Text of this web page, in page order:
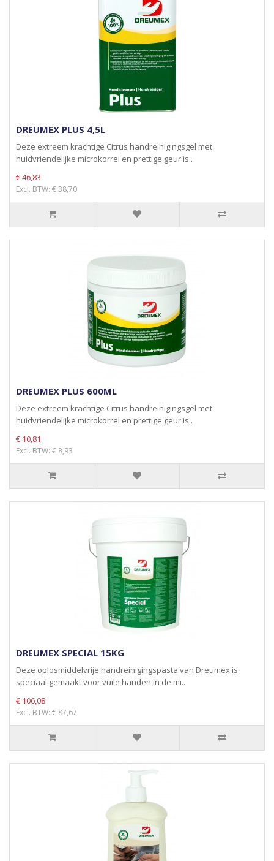
DREUMEX PLUS 4,5L
Deze extreem krachtige Citrus handreinigingsgel met
huidvriendelijke microkorrel en prettige geur is..
€ 46,83
Excl. BTW: € 38,70
DREUMEX PLUS 600ML
Deze extreem krachtige Citrus handreinigingsgel met
huidvriendelijke microkorrel en prettige geur is..
€ 10,81
Excl. BTW: € 8,93
DREUMEX SPECIAL 15KG
Deze oplosmiddelvrije handreinigingspasta van Dreumex is
speciaal gemaakt voor vuile handen in de mi..
€ 106,08
Excl. BTW: € 87,67